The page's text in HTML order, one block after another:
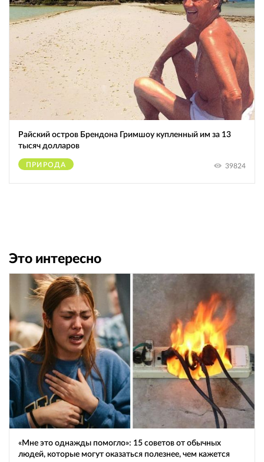
Райский остров Брендона Гримшоу купленный им за 13
тысяч долларов
ПРИРОДА 39824
Это интересно
«Мне это однажды помогло»: 15 советов от обычных
людей, которые могут оказаться полезнее, чем кажется